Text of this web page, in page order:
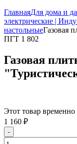
ГлавнаяДля дома и
электрические |
настольныеГазовая
ПГТ 1 802
Газовая
Этот товар временно
1 160 ₽
-